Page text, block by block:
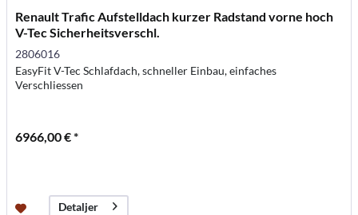
Renault Trafic Aufstelldach kurzer Radstand vorne hoch
V-Tec Sicherheitsverschl.
2806016
EasyFit V-Tec Schlafdach, schneller Einbau, einfaches
Verschliessen
6966,00 € *
Detaljer